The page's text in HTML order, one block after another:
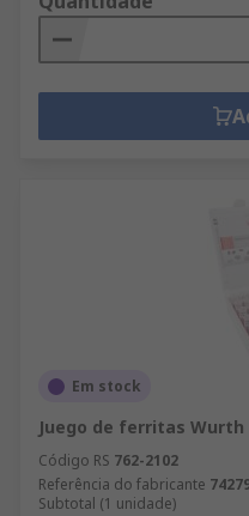
Em stock
Juego de ferritas
Código RS 762-2102
Referência do fabricante
Subtotal (1 unidade)